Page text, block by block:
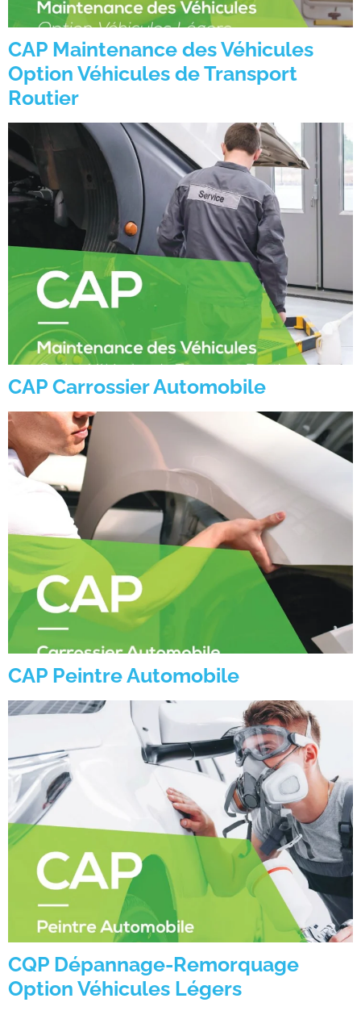
CAP Maintenance des Véhicules
Option Véhicules de Transport
Routier
CAP Carrossier Automobile
CAP Peintre Automobile
CQP Dépannage-Remorquage
Option Véhicules Légers